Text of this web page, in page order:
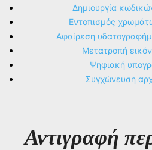
Δημιουργία
Εντοπισμός
Αφαίρεση
Μετατροπή
Ψηφιακή
Συγχώνευση
Αντιγραφή